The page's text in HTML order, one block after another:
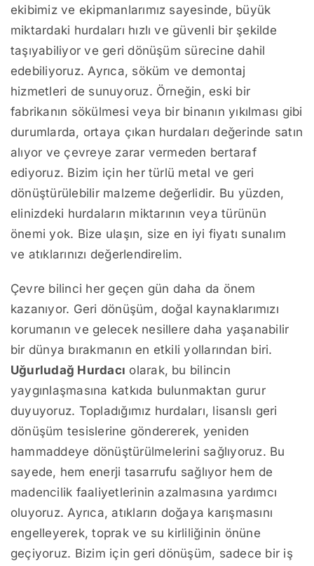
ekibimiz ve ekipmanlarımız sayesinde, büyük
miktardaki hurdaları hızlı ve güvenli bir şekilde
taşıyabiliyor ve geri dönüşüm sürecine dahil
edebiliyoruz. Ayrıca, söküm ve demontaj
hizmetleri de sunuyoruz. Örneğin, eski bir
fabrikanın sökülmesi veya bir binanın yıkılması gibi
durumlarda, ortaya çıkan hurdaları değerinde satın
alıyor ve çevreye zarar vermeden bertaraf
ediyoruz. Bizim için her türlü metal ve geri
dönüştürülebilir malzeme değerlidir. Bu yüzden,
elinizdeki hurdaların miktarının veya türünün
önemi yok. Bize ulaşın, size en iyi fiyatı sunalım
ve atıklarınızı değerlendirelim.
Çevre bilinci her geçen gün daha da önem
kazanıyor. Geri dönüşüm, doğal kaynaklarımızı
korumanın ve gelecek nesillere daha yaşanabilir
bir dünya bırakmanın en etkili yollarından biri.
Uğurludağ Hurdacı olarak, bu bilincin
yaygınlaşmasına katkıda bulunmaktan gurur
duyuyoruz. Topladığımız hurdaları, lisanslı geri
dönüşüm tesislerine göndererek, yeniden
hammaddeye dönüştürülmelerini sağlıyoruz. Bu
sayede, hem enerji tasarrufu sağlıyor hem de
madencilik faaliyetlerinin azalmasına yardımcı
oluyoruz. Ayrıca, atıkların doğaya karışmasını
engelleyerek, toprak ve su kirliliğinin önüne
geçiyoruz. Bizim için geri dönüşüm, sadece bir iş